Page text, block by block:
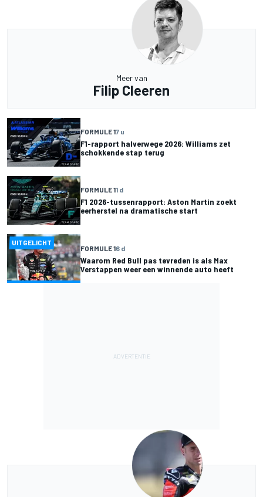
Meer van
Filip Cleeren
FORMULE 17 u
F1-rapport halverwege 2026: Williams zet
schokkende stap terug
FORMULE 11 d
F1 2026-tussenrapport: Aston Martin zoekt
eerherstel na dramatische start
UITGELICHT
FORMULE 16 d
Waarom Red Bull pas tevreden is als Max
Verstappen weer een winnende auto heeft